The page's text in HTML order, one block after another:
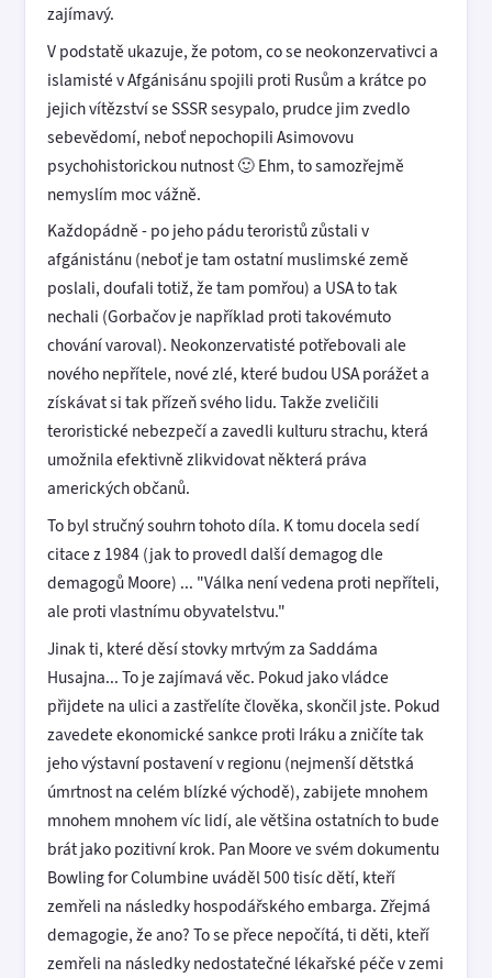
zajímavý.
V podstatě ukazuje, že potom, co se neokonzervativci a
islamisté v Afgánisánu spojili proti Rusům a krátce po
jejich vítězství se SSSR sesypalo, prudce jim zvedlo
sebevědomí, neboť nepochopili Asimovovu
psychohistorickou nutnost 🙂 Ehm, to samozřejmě
nemyslím moc vážně.
Každopádně - po jeho pádu teroristů zůstali v
afgánistánu (neboť je tam ostatní muslimské země
poslali, doufali totiž, že tam pomřou) a USA to tak
nechali (Gorbačov je například proti takovémuto
chování varoval). Neokonzervatisté potřebovali ale
nového nepřítele, nové zlé, které budou USA porážet a
získávat si tak přízeň svého lidu. Takže zveličili
teroristické nebezpečí a zavedli kulturu strachu, která
umožnila efektivně zlikvidovat některá práva
amerických občanů.
To byl stručný souhrn tohoto díla. K tomu docela sedí
citace z 1984 (jak to provedl další demagog dle
demagogů Moore) ... "Válka není vedena proti nepříteli,
ale proti vlastnímu obyvatelstvu."
Jinak ti, které děsí stovky mrtvým za Saddáma
Husajna... To je zajímavá věc. Pokud jako vládce
přijdete na ulici a zastřelíte člověka, skončil jste. Pokud
zavedete ekonomické sankce proti Iráku a zničíte tak
jeho výstavní postavení v regionu (nejmenší dětstká
úmrtnost na celém blízké východě), zabijete mnohem
mnohem mnohem víc lidí, ale většina ostatních to bude
brát jako pozitivní krok. Pan Moore ve svém dokumentu
Bowling for Columbine uváděl 500 tisíc dětí, kteří
zemřeli na následky hospodářského embarga. Zřejmá
demagogie, že ano? To se přece nepočítá, ti děti, kteří
zemřeli na následky nedostatečné lékařské péče v zemi